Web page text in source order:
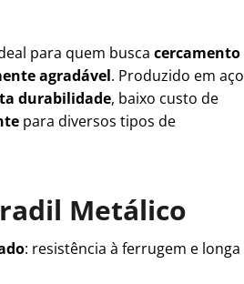
para quem busca cercamento
agradável. Produzido em aço
durabilidade, baixo custo de
para diversos tipos de
Metálico
: resistência à ferrugem e longa